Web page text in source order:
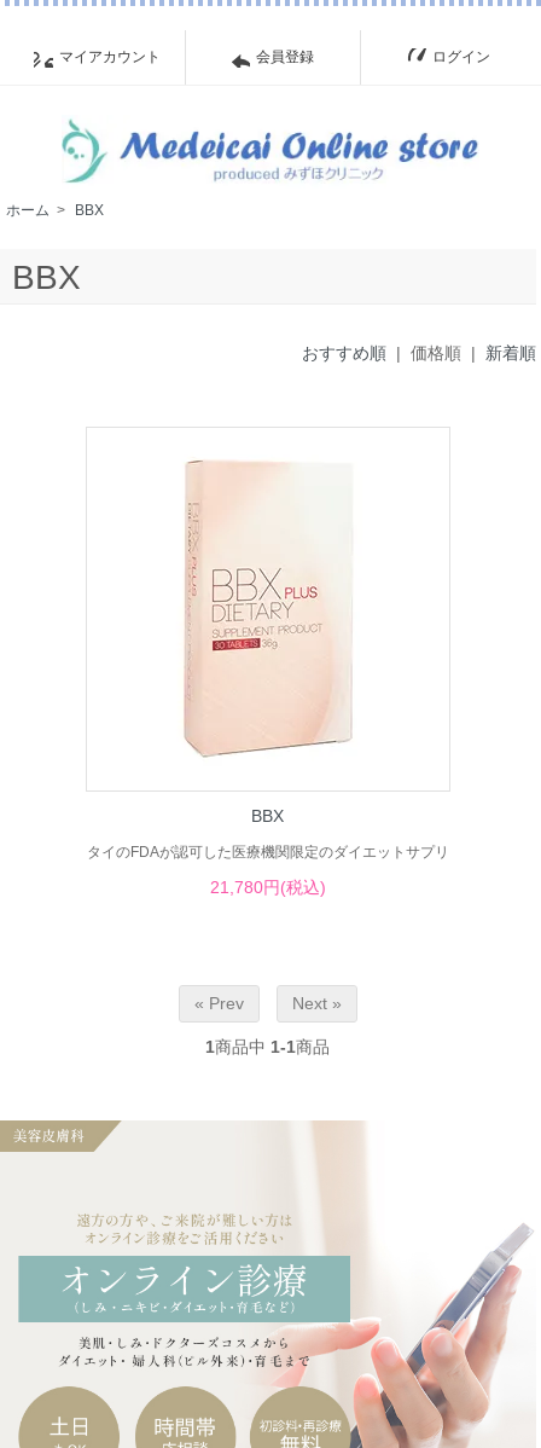
マイアカウント 会員登録 ログイン
ホーム > BBX
BBX
おすすめ順| 価格順 | 新着順
BBX
タイのFDAが認可した医療機関限定のダイエットサプリ
21,780円(税込)
« Prev Next »
1商品中 1-1商品